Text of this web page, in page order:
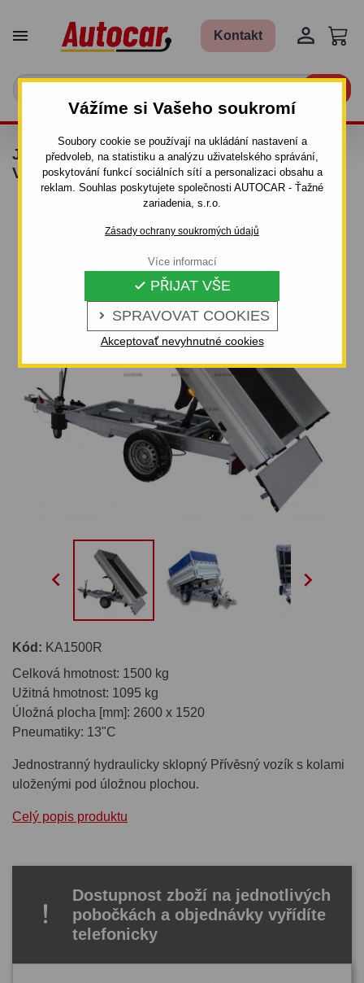
Vážíme si Vašeho soukromí
Soubory cookie se používají na ukládání nastavení a
předvoleb, na statistiku a analýzu uživatelského správání,
poskytování funkcí sociálních sítí a personalizaci obsahu a
reklam. Souhlas poskytujete společnosti AUTOCAR - Ťažné
zariadenia, s.r.o.
Zásady ochrany soukromých údajů
 SPRAVOVAT COOKIES
 PŘIJAT VŠE
Akceptovať nevyhnutné cookies
Více informací
 Kontakt 
JEDNOSTRANNE SKLOPNÝ PŘÍVĚSNÝ
VOZÍK KA 1500R
 
Kód: KA1500R
Celková hmotnost: 1500 kg
Užitná hmotnost: 1095 kg
Úložná plocha [mm]: 2600 x 1520
Pneumatiky: 13"C
Jednostranný hydraulicky sklopný Přívěsný vozík s kolami
uloženými pod úložnou plochou.
Celý popis produktu
Dostupnost zboží na jednotlivých
pobočkách a objednávky vyřídíte
telefonicky